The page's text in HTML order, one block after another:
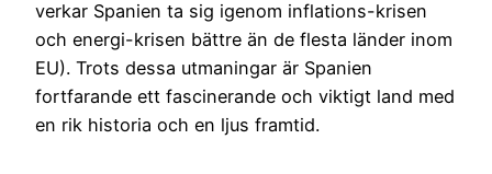
verkar Spanien ta sig igenom inflations-krisen
och energi-krisen bättre än de flesta länder inom
EU). Trots dessa utmaningar är Spanien
fortfarande ett fascinerande och viktigt land med
en rik historia och en ljus framtid.